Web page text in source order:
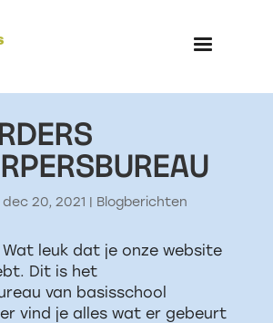
Over het
dec 20, 2021 | Blogberichten
Wat leuk dat je onze website
Dit is het
van basisschool
vind je alles wat er gebeurt